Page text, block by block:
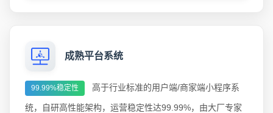
成熟平台系统
99.99%稳定性 高于行业标准的用户端/商家端小程序系
统，自研高性能架构，运营稳定性达99.99%，由大厂专家